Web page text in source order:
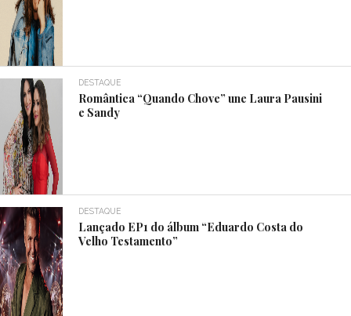
DESTAQUE
Romântica “Quando Chove” une Laura Pausini
e Sandy
DESTAQUE
Lançado EP1 do álbum “Eduardo Costa do
Velho Testamento”